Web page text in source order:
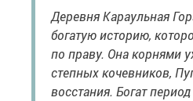
Деревня Караульная
богатую историю,
по праву. Она корнями
степных кочевников,
восстания. Богат